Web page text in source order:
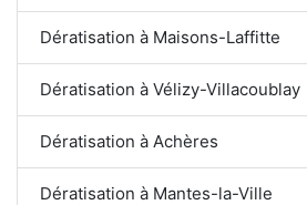
Dératisation à Maisons-Laffitte
Dératisation à Vélizy-Villacoublay
Dératisation à Achères
Dératisation à Mantes-la-Ville